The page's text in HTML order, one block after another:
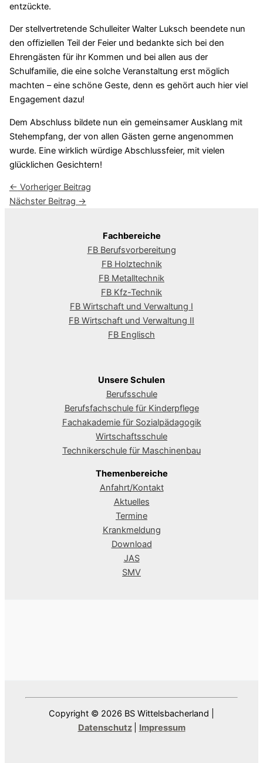
entzückte.
Der stellvertretende Schulleiter Walter Luksch beendete nun
den offiziellen Teil der Feier und bedankte sich bei den
Ehrengästen für ihr Kommen und bei allen aus der
Schulfamilie, die eine solche Veranstaltung erst möglich
machten – eine schöne Geste, denn es gehört auch hier viel
Engagement dazu!
Dem Abschluss bildete nun ein gemeinsamer Ausklang mit
Stehempfang, der von allen Gästen gerne angenommen
wurde. Eine wirklich würdige Abschlussfeier, mit vielen
glücklichen Gesichtern!
← Vorheriger Beitrag
Nächster Beitrag →
Fachbereiche
FB Berufsvorbereitung
FB Holztechnik
FB Metalltechnik
FB Kfz-Technik
FB Wirtschaft und Verwaltung I
FB Wirtschaft und Verwaltung II
FB Englisch
Unsere Schulen
Berufsschule
Berufsfachschule für Kinderpflege
Fachakademie für Sozialpädagogik
Wirtschaftsschule
Technikerschule für Maschinenbau
Themenbereiche
Anfahrt/Kontakt
Aktuelles
Termine
Krankmeldung
Download
JAS
SMV
Copyright © 2026 BS Wittelsbacherland |
Datenschutz
Impressum